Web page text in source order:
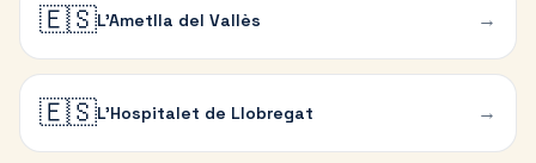
🇪🇸L'Ametlla del Vallès →
🇪🇸L'Hospitalet de Llobregat →